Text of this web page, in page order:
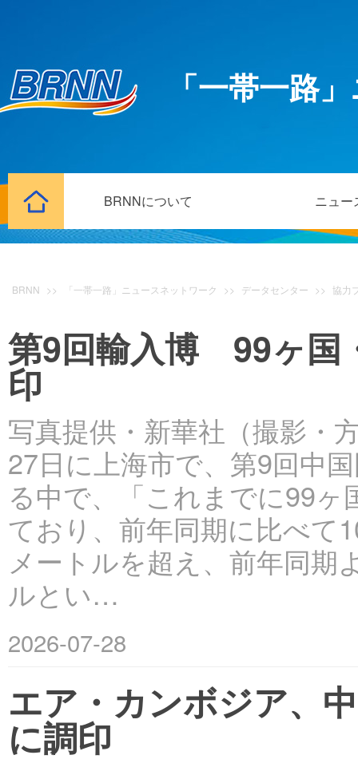
「一帯一路
BRNNについて ニュー
BRNN >> 「一帯一路」ニュースネットワーク >> データセンター >> 協力
第9回輸入博 99ヶ国
印
写真提供・新華社（撮影・
27日に上海市で、第9回中
る中で、「これまでに99
ており、前年同期に比べて
メートルを超え、前年同期
ルとい…
2026-07-28
エア・カンボジア、
に調印